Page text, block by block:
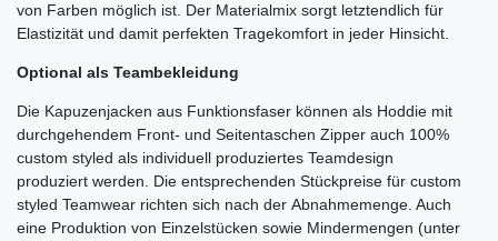
von Farben möglich ist. Der Materialmix sorgt letztendlich für
Elastizität und damit perfekten Tragekomfort in jeder Hinsicht.
Optional als Teambekleidung
Die Kapuzenjacken aus Funktionsfaser können als Hoddie mit
durchgehendem Front- und Seitentaschen Zipper auch 100%
custom styled als individuell produziertes Teamdesign
produziert werden. Die entsprechenden Stückpreise für custom
styled Teamwear richten sich nach der Abnahmemenge. Auch
eine Produktion von Einzelstücken sowie Mindermengen (unter